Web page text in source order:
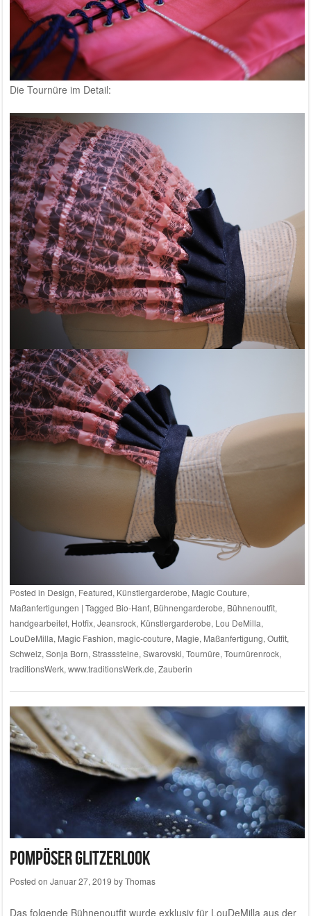
Die Tournüre im Detail:
Posted in Design, Featured, Künstlergarderobe, Magic Couture,
Maßanfertigungen | Tagged Bio-Hanf, Bühnengarderobe, Bühnenoutfit,
handgearbeitet, Hotfix, Jeansrock, Künstlergarderobe, Lou DeMilla,
LouDeMilla, Magic Fashion, magic-couture, Magie, Maßanfertigung, Outfit,
Schweiz, Sonja Born, Strasssteine, Swarovski, Tournüre, Tournürenrock,
traditionsWerk, www.traditionsWerk.de, Zauberin
Pompöser Glitzerlook
Posted on Januar 27, 2019 byThomas
Das folgende Bühnenoutfit wurde exklusiv für LouDeMilla aus der